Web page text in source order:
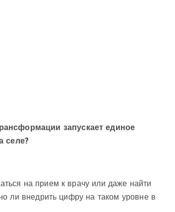
запускает единое
селе?
на прием к врачу или даже найти
ли внедрить цифру на таком уровне в